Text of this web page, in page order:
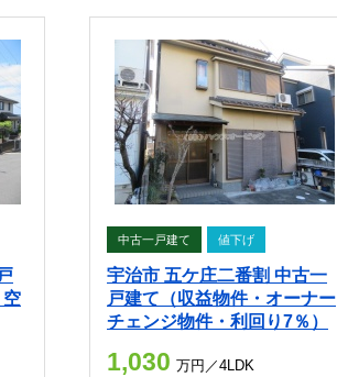
空
中古一戸建て 値下げ
宇治市 五ケ庄二番割 中古一
戸建て（収益物件・オーナー
チェンジ物件・利回り7％）
1,030 万円／4LDK